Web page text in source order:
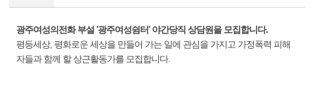
광주여성의전화 부설 '광주여성쉼터' 야간당직 상담원을 모집합니다.
평등세상, 평화로운 세상을 만들어 가는 일에 관심을 가지고 가정폭력 피해
자들과 함께 할 상근활동가를 모집합니다.